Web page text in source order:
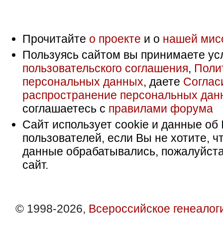
Прочитайте о проекте и о нашей
Пользуясь сайтом вы принимаете
пользовательского соглашения,
персональных данных, даете
распространение персональных
соглашаетесь с правилами форума
Сайт использует cookie и данные об
пользователей, если Вы не хотите,
данные обрабатывались,
сайт.
© 1998-2026, Всероссийское